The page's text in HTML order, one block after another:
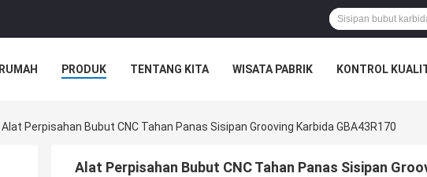
RUMAH PRODUK TENTANG KITA WISATA PABRIK KONTROL
Alat Perpisahan Bubut CNC Tahan Panas Sisipan Grooving Karbida GBA43R170
Alat Perpisahan Bubut CNC Tahan Panas Sisipan